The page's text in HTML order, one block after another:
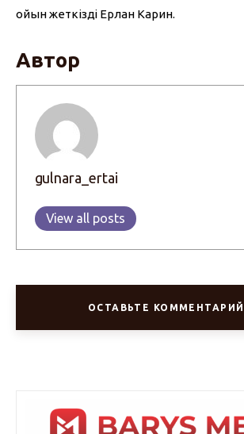
ойын жеткізді Ерлан Карин.
Автор
gulnara_ertai
View all posts
ОСТАВЬТЕ КОММЕНТАРИЙ